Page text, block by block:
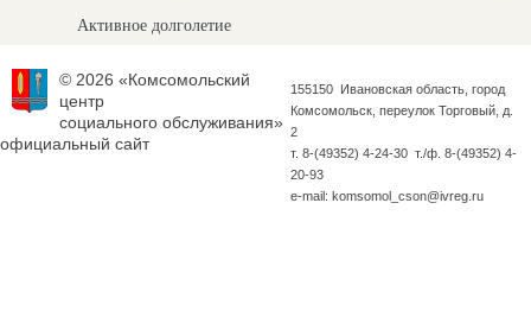
Активное долголетие
© 2026 «Комсомольский
центр
социального обслуживания»
официальный сайт
155150 Ивановская область, город
Комсомольск, переулок Торговый, д.
2
т. 8-(49352) 4-24-30 т./ф. 8-(49352) 4-
20-93
e-mail: komsomol_cson@ivreg.ru